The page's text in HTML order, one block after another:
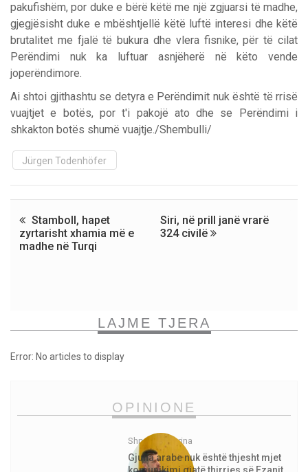
pakufishëm, por duke e bërë këtë me një zgjuarsi të madhe,
gjegjësisht duke e mbështjellë këtë luftë interesi dhe këtë
brutalitet me fjalë të bukura dhe vlera fisnike, për të cilat
Perëndimi nuk ka luftuar asnjëherë në këto vende
joperëndimore.
Ai shtoi gjithashtu se detyra e Perëndimit nuk është të rrisë
vuajtjet e botës, por t'i pakojë ato dhe se Perëndimi i
shkakton botës shumë vuajtje./Shembulli/
Jürgen Todenhöfer
Stamboll, hapet
zyrtarisht xhamia më e
madhe në Turqi
Siri, në prill janë vrarë
324 civilë
LAJME TJERA
Error: No articles to display
OPINIONE
Shpejtim Morina
Gjuha arabe nuk është thjesht mjet